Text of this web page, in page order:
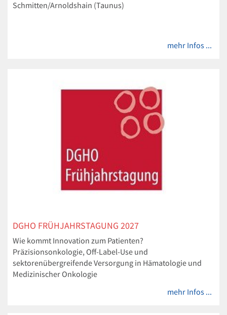
Schmitten/Arnoldshain (Taunus)
mehr Infos ...
DGHO FRÜHJAHRSTAGUNG 2027
Wie kommt Innovation zum Patienten?
Präzisionsonkologie, Off-Label-Use und
sektorenübergreifende Versorgung in Hämatologie und
Medizinischer Onkologie
mehr Infos ...